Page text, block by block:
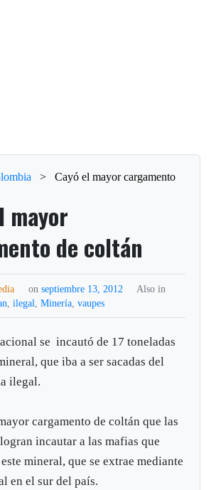
>
Cayó el mayor cargamento
mayor
de coltán
on septiembre 13, 2012
Also in
,ilegal,Minería,vaupes
se incautó de 17 toneladas
que iba a ser sacadas del
ilegal.
cargamento de coltán que las
incautar a las mafias que
mineral, que se extrae mediante
en el sur del país.